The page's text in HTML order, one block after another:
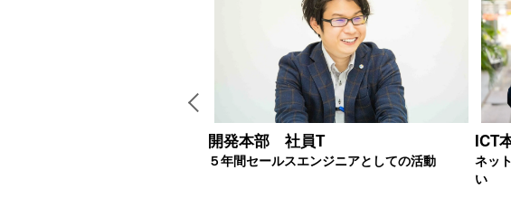
開発本部 社員T
５年間セールスエンジニアとしての活動
ICT
ネッ
い